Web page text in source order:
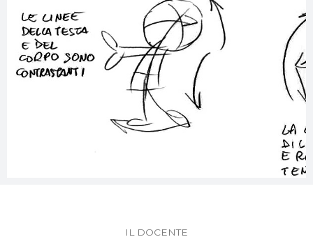
IL DOCENTE